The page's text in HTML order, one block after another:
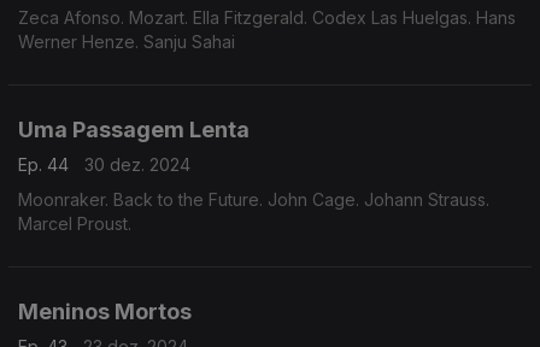
Zeca Afonso. Mozart. Ella Fitzgerald. Codex Las Huelgas. Hans
Werner Henze. Sanju Sahai
Uma Passagem Lenta
Ep. 44
30 dez. 2024
Moonraker. Back to the Future. John Cage. Johann Strauss.
Marcel Proust.
Meninos Mortos